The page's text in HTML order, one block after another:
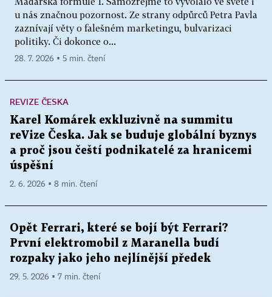
u nás značnou pozornost. Ze strany odpůrců Petra Pavla
zaznívají věty o falešném marketingu, bulvarizaci
politiky. Či dokonce o...
28. 7. 2026 ▪ 5 min. čtení
REVIZE ČESKA
Karel Komárek exkluzivně na summitu
reVize Česka. Jak se buduje globální byznys
a proč jsou čeští podnikatelé za hranicemi
úspěšní
2. 6. 2026 ▪ 8 min. čtení
Opět Ferrari, které se bojí být Ferrari?
První elektromobil z Maranella budí
rozpaky jako jeho nejlínější předek
29. 5. 2026 ▪ 7 min. čtení